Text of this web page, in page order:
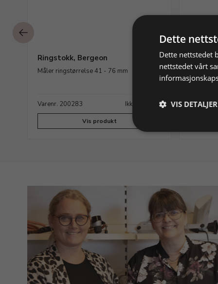
Ringstokk, Bergeon
Måler ringstørrelse 41 - 76 mm
Varenr. 200283 Ikke på lager
Vis produkt
tråd
flatjern
Varenr.
Dette
Dette nettstedet
nettstedet vårt
VIS DETALJER